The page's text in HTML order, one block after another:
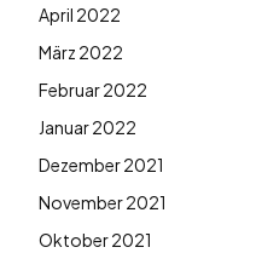
April 2022
März 2022
Februar 2022
Januar 2022
Dezember 2021
November 2021
Oktober 2021